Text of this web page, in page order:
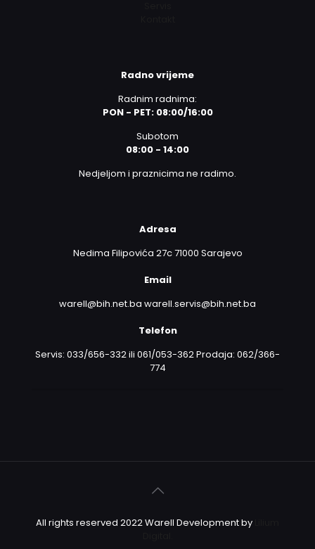
Radno vrijeme
Radnim radnima:
PON - PET: 08:00/16:00
Subotom
08:00 - 14:00
Nedjeljom i praznicima ne radimo.
Adresa
Nedima Filipovića 27c 71000 Sarajevo
Email
warell@bih.net.ba warell.servis@bih.net.ba
Telefon
Servis: 033/656-332 ili 061/053-362 Prodaja: 062/366-
774
All rights reserved 2022 Warell Development by